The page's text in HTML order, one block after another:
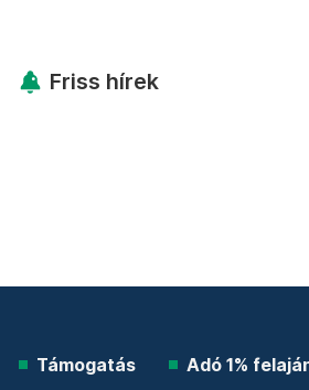
Friss hírek
Támogatás Adó 1%